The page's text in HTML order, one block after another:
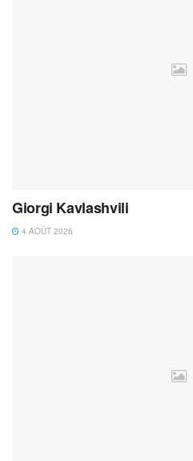
Giorgi Kavlashvili
4 AOÛT 2026